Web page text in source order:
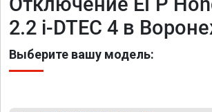
2.2 i-DTEC 4 в
Выберите вашу модель: